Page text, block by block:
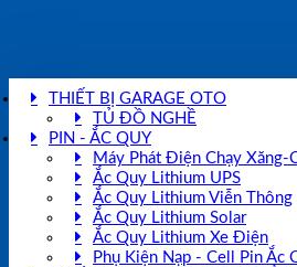
THIẾT BỊ GARAGE OTO
TỦ ĐỒ NGHỀ
PIN - ẮC QUY
Máy Phát Điện Chạy Xăng-
Ắc Quy Lithium UPS
Ắc Quy Lithium Viễn Thông
Ắc Quy Lithium Solar
Ắc Quy Lithium Xe Điện
Phụ Kiện Nạp - Cell Pin Ắc